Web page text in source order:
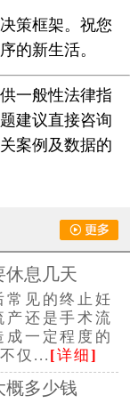
策框架。祝您
的新生活。
一般性法律指
建议直接咨询
案例及数据的
休息几天
常见的终止妊
产还是手术流
成一定程度的
仅... [详细]
概多少钱